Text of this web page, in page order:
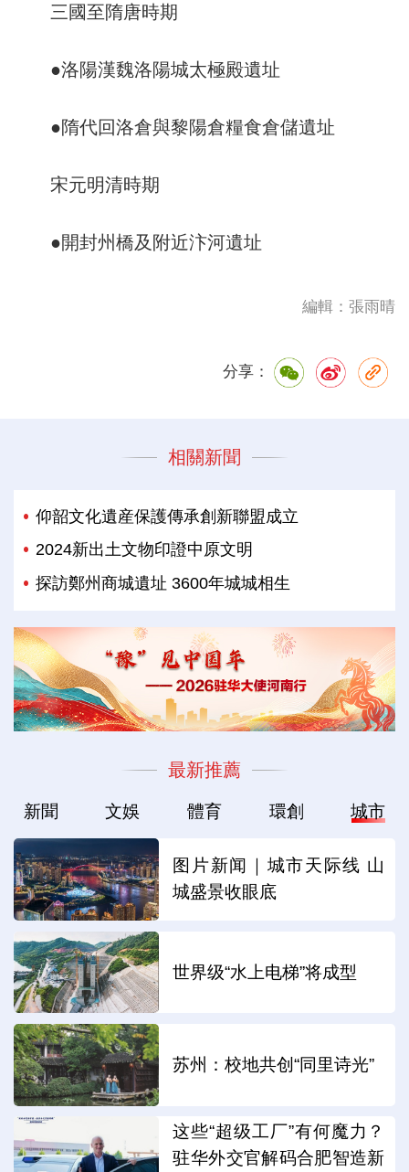
三國至隋唐時期
●洛陽漢魏洛陽城太極殿遺址
●隋代回洛倉與黎陽倉糧食倉儲遺址
宋元明清時期
●開封州橋及附近汴河遺址
編輯：張雨晴
分享：
相關新聞
仰韶文化遺産保護傳承創新聯盟成立
2024新出土文物印證中原文明
探訪鄭州商城遺址 3600年城城相生
最新推薦
新聞 文娛 體育 環創 城市
图片新闻｜城市天际线 山
城盛景收眼底
世界级“水上电梯”将成型
苏州：校地共创“同里诗光”
这些“超级工厂”有何魔力？
驻华外交官解码合肥智造新